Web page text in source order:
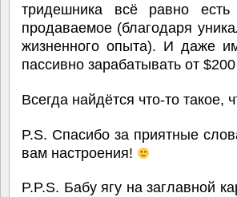
тридешника всё равно
продаваемое (благодаря
жизненного опыта). И даже
пассивно зарабатывать от
Всегда найдётся что-то такое,
P.S. Спасибо за приятные
вам настроения!
P.P.S. Бабу ягу на заглавной